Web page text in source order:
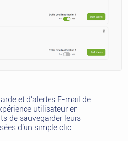
et d'alertes E-mail de
utilisateur en
de sauvegarder leurs
d'un simple clic.